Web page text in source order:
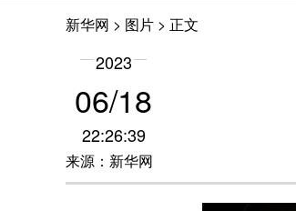
新华网 > 图片 > 正文
2023
06/18
22:26:39
来源：新华网